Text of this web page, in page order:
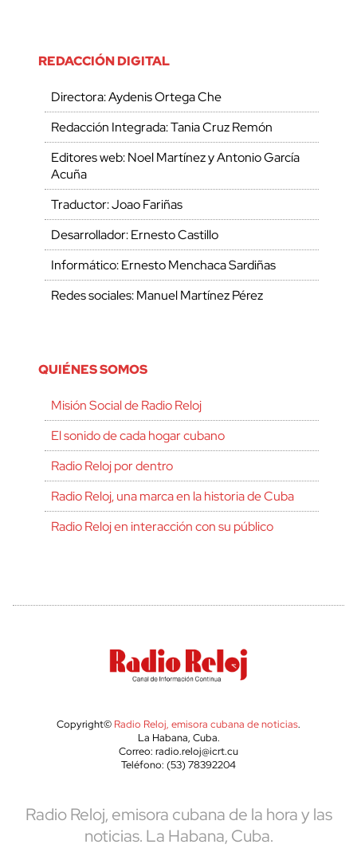
REDACCIÓN DIGITAL
Directora: Aydenis Ortega Che
Redacción Integrada: Tania Cruz Remón
Editores web: Noel Martínez y Antonio García
Acuña
Traductor: Joao Fariñas
Desarrollador: Ernesto Castillo
Informático: Ernesto Menchaca Sardiñas
Redes sociales: Manuel Martínez Pérez
QUIÉNES SOMOS
Misión Social de Radio Reloj
El sonido de cada hogar cubano
Radio Reloj por dentro
Radio Reloj, una marca en la historia de Cuba
Radio Reloj en interacción con su público
Copyright© Radio Reloj, emisora cubana de noticias.
La Habana, Cuba.
Correo: radio.reloj@icrt.cu
Teléfono: (53) 78392204
Radio Reloj, emisora cubana de la hora y las
noticias. La Habana, Cuba.